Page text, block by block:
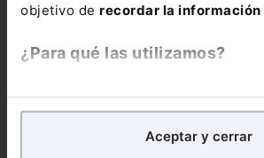
objetivo de recordar la
¿Para qué las utilizamos?
analíticospara tratar demejorar tu
nuestra página web. También con
Aceptar y cerrar